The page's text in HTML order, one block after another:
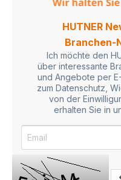
HUTNER
Branchen-
Ich möchte den
über interessante
und Angebote per
zum Datenschutz,
von der
erhalten Sie in